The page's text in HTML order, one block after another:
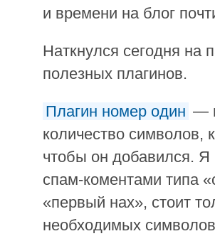
и времени на блог
Наткнулся сегодня на
полезных плагинов.
Плагин номер один —
количество символов,
чтобы он добавился. Я
спам-коментами типа
«первый нах», стоит
необходимых